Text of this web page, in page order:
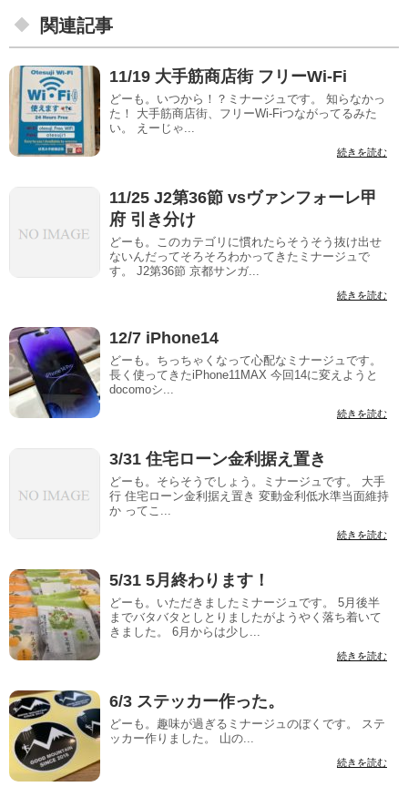
関連記事
11/19 大手筋商店街 フリーWi-Fi
どーも。いつから！？ミナージュです。 知らなかっ
た！ 大手筋商店街、フリーWi-Fiつながってるみた
い。 えーじゃ...
続きを読む
11/25 J2第36節 vsヴァンフォーレ甲
府 引き分け
どーも。このカテゴリに慣れたらそうそう抜け出せ
ないんだってそろそろわかってきたミナージュで
す。 J2第36節 京都サンガ...
続きを読む
12/7 iPhone14
どーも。ちっちゃくなって心配なミナージュです。
長く使ってきたiPhone11MAX 今回14に変えようと
docomoシ...
続きを読む
3/31 住宅ローン金利据え置き
どーも。そらそうでしょう。ミナージュです。 大手
行 住宅ローン金利据え置き 変動金利低水準当面維持
か ってこ...
続きを読む
5/31 5月終わります！
どーも。いただきましたミナージュです。 5月後半
までバタバタとしとりましたがようやく落ち着いて
きました。 6月からは少し...
続きを読む
6/3 ステッカー作った。
どーも。趣味が過ぎるミナージュのぼくです。 ステ
ッカー作りました。 山の...
続きを読む